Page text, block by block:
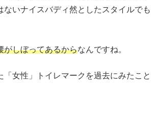
ないナイスバディ然としたスタイルでも
がしぼってあるからなんですね。
「女性」トイレマークを過去にみたこと